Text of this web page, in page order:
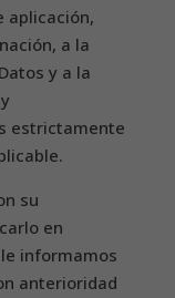
aplicación,
a la
y a la
estrictamente
su
en
informamos
anterioridad